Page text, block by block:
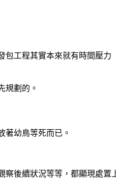
工程其實本來就有時間壓力
規劃的。
著幼鳥等死而已。
後續狀況等等，都顯現處置